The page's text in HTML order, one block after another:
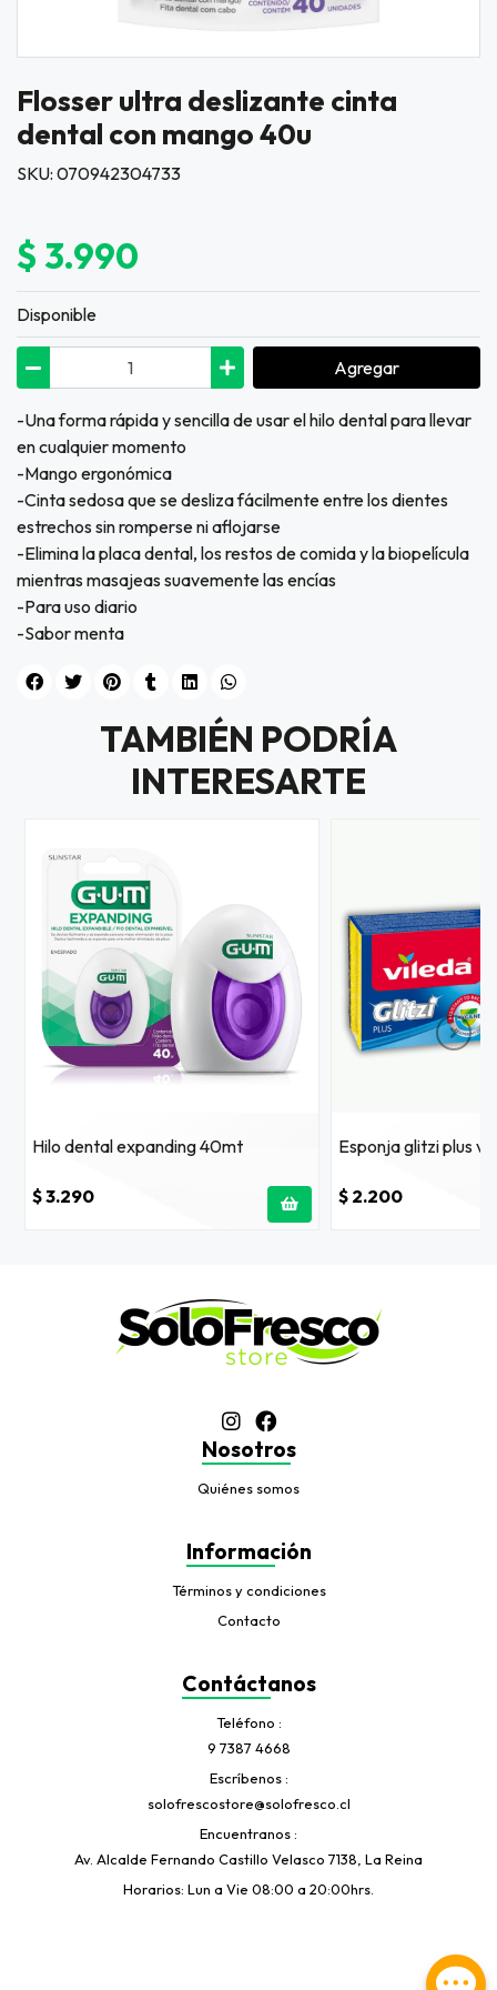
Flosser ultra deslizante cinta
dental con mango 40u
SKU: 070942304733
$ 3.990
Disponible
Agregar
-Una forma rápida y sencilla de usar el hilo dental para llevar
en cualquier momento
-Mango ergonómica
-Cinta sedosa que se desliza fácilmente entre los dientes
estrechos sin romperse ni aflojarse
-Elimina la placa dental, los restos de comida y la biopelícula
mientras masajeas suavemente las encías
-Para uso diario
-Sabor menta
TAMBIÉN PODRÍA
INTERESARTE
Hilo dental expanding 40mt
$ 3.290
Esponja glitzi plus
$ 2.200
Nosotros
Quiénes somos
Información
Términos y condiciones
Contacto
Contáctanos
Teléfono
9 7387 4668
Escríbenos
solofrescostore@solofresco.cl
Encuentranos
Av. Alcalde Fernando Castillo Velasco 7138, La Reina
Horarios: Lun a Vie 08:00 a 20:00hrs.